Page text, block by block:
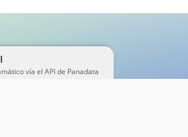
vía el API de Panadata